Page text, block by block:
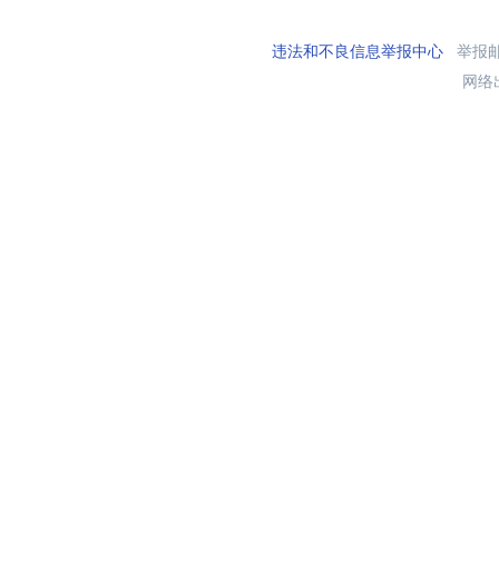
违法和不良信息举报中心举报
网